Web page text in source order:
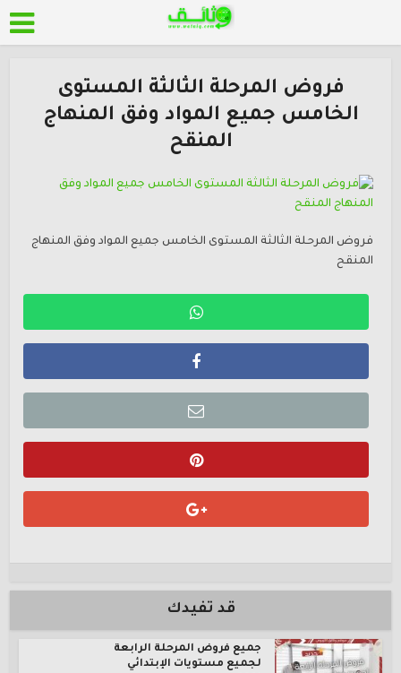
فروض المرحلة الثالثة المستوى
الخامس جميع المواد وفق المنهاج
المنقح
فروض المرحلة الثالثة المستوى الخامس جميع المواد وفق المنهاج
المنقح
قد تفيدك
جميع فروض المرحلة الرابعة
لجميع مستويات الإبتدائي